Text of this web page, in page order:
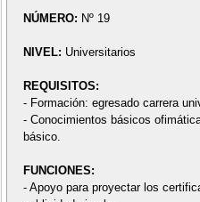
NÚMERO: Nº 19
NIVEL: Universitarios
REQUISITOS:
- Formación: egresado carrera
- Conocimientos básicos
básico.
FUNCIONES:
- Apoyo para proyectar los